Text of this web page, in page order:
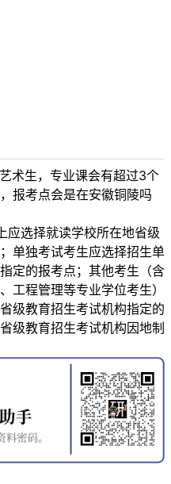
术生，专业课会有超过3个
报考点会是在安徽铜陵吗
应选择就读学校所在地省级
单独考试考生应选择招生单
定的报考点；其他考生（含
工程管理等专业学位考生）
级教育招生考试机构指定的
级教育招生考试机构因地制